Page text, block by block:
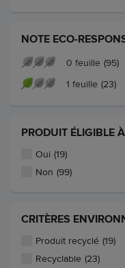
NOTE ECO-
0 feuille (95)
1 feuille (23)
PRODUIT ÉLIGIBLE
Oui (19)
Non (99)
CRITÈRES
Produit recyclé (19)
Recyclable (23)